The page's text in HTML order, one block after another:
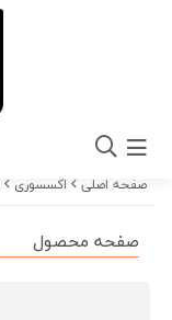
صفحه اصلی اکسسوری
صفحه محصول